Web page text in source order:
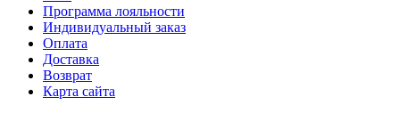
Программа лояльности
Индивидуальный заказ
Оплата
Доставка
Возврат
Карта сайта